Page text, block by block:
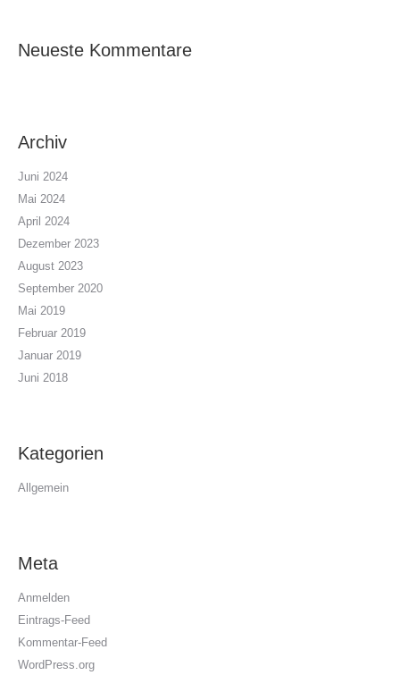
Neueste Kommentare
Archiv
Juni 2024
Mai 2024
April 2024
Dezember 2023
August 2023
September 2020
Mai 2019
Februar 2019
Januar 2019
Juni 2018
Kategorien
Allgemein
Meta
Anmelden
Eintrags-Feed
Kommentar-Feed
WordPress.org